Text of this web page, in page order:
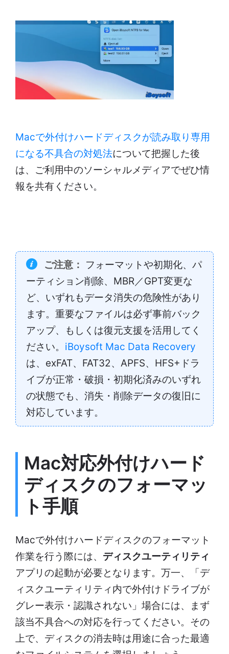
Macで外付けハードディスクが読み取り専用
になる不具合の対処法について把握した後
は、ご利用中のソーシャルメディアでぜひ情
報を共有ください。
ご注意：
フォーマットや初期化、パ
ーティション削除、MBR／GPT変更な
ど、いずれもデータ消失の危険性があり
ます。重要なファイルは必ず事前バック
アップ、もしくは復元支援を活用してく
ださい。 iBoysoft Mac Data Recovery
は、exFAT、FAT32、APFS、HFS+ドラ
イブが正常・破損・初期化済みのいずれ
の状態でも、消失・削除データの復旧に
対応しています。
Mac対応外付けハード
ディスクのフォーマッ
ト手順
Macで外付けハードディスクのフォーマット
作業を行う際には、 ディスクユーティリティ
アプリの起動が必要となります。万一、「デ
ィスクユーティリティ内で外付けドライブが
グレー表示・認識されない」場合には、まず
該当不具合への対応を行ってください。その
上で、ディスクの消去時は用途に合った最適